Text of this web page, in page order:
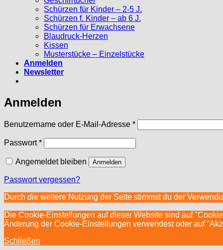
Schürzen für Kinder – 2-5 J.
Schürzen f. Kinder – ab 6 J.
Schürzen für Erwachsene
Blaudruck-Herzen
Kissen
Musterstücke – Einzelstücke
Anmelden
Newsletter
Anmelden
Benutzername oder E-Mail-Adresse *Erforderlich
Passwort*Erforderlich
Angemeldet bleiben Anmelden
Passwort vergessen?
Durch die weitere Nutzung der Seite stimmst du der
Die Cookie-Einstellungen auf dieser Website sind auf
Änderung der Cookie-Einstellungen verwendest oder auf
Schließen